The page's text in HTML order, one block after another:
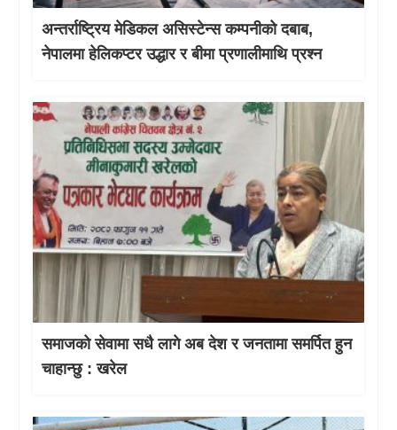
अन्तर्राष्ट्रिय मेडिकल असिस्टेन्स कम्पनीको दबाब,
नेपालमा हेलिकप्टर उद्धार र बीमा प्रणालीमाथि प्रश्न
समाजको सेवामा सधै लागे अब देश र जनतामा समर्पित हुन
चाहान्छु : खरेल